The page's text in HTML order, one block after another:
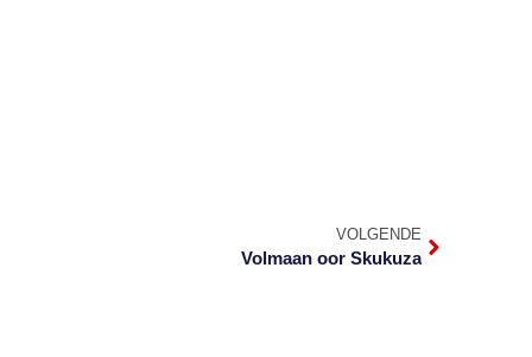
VOLGENDE
Volmaan oor Skukuza